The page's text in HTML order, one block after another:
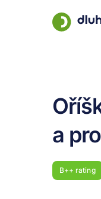
a
B++ rating